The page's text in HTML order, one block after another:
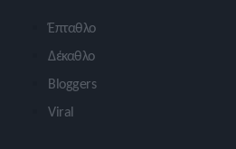
Έπταθλο
Δέκαθλο
Bloggers
Viral